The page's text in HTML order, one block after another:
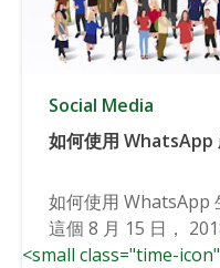
Social Media
如何使用 WhatsApp
如何使用 WhatsApp
這個 8 月 15 日，
<small class="time-